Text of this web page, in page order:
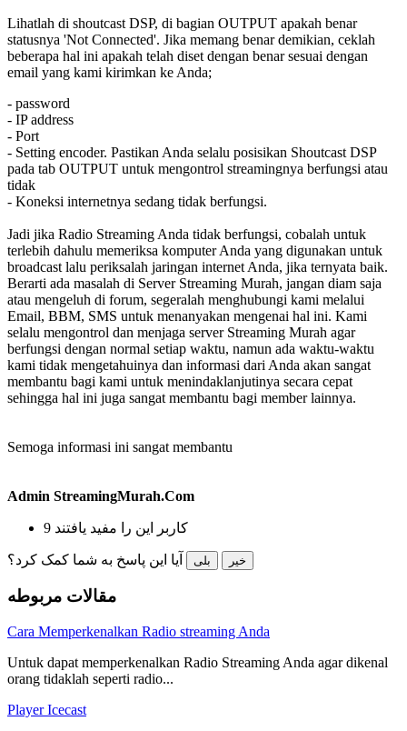
Lihatlah di shoutcast DSP, di bagian OUTPUT apakah benar
statusnya 'Not Connected'. Jika memang benar demikian, ceklah
beberapa hal ini apakah telah diset dengan benar sesuai dengan
email yang kami kirimkan ke Anda;
- password
- IP address
- Port
- Setting encoder. Pastikan Anda selalu posisikan Shoutcast DSP
pada tab OUTPUT untuk mengontrol streamingnya berfungsi atau
tidak
- Koneksi internetnya sedang tidak berfungsi.
Jadi jika Radio Streaming Anda tidak berfungsi, cobalah untuk
terlebih dahulu memeriksa komputer Anda yang digunakan untuk
broadcast lalu periksalah jaringan internet Anda, jika ternyata baik.
Berarti ada masalah di Server Streaming Murah, jangan diam saja
atau mengeluh di forum, segeralah menghubungi kami melalui
Email, BBM, SMS untuk menanyakan mengenai hal ini. Kami
selalu mengontrol dan menjaga server Streaming Murah agar
berfungsi dengan normal setiap waktu, namun ada waktu-waktu
kami tidak mengetahuinya dan informasi dari Anda akan sangat
membantu bagi kami untuk menindaklanjutinya secara cepat
sehingga hal ini juga sangat membantu bagi member lainnya.
Semoga informasi ini sangat membantu
Admin StreamingMurah.Com
9 کاربر این را مفید یافتند
بلی خیر
مقالات مربوطه
Cara Memperkenalkan Radio streaming Anda
Untuk dapat memperkenalkan Radio Streaming Anda agar dikenal
orang tidaklah seperti radio...
Player Icecast